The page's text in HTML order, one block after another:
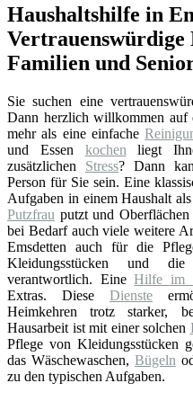
Haushaltshilfe in
Familien und
Sie suchen eine
Dann herzlich willkommen auf
mehr als eine einfache
und Essen kochen liegt
zusätzlichen Stress? Dann
Person für Sie sein. Eine
Aufgaben in einem Haushalt
Putzfrau putzt und
bei Bedarf auch viele weitere
Emsdetten auch für die
Kleidungsstücken und
verantwortlich. EineHilfe im
Extras. Diese Dienste
Heimkehren trotz starker,
Hausarbeit ist mit einer solchen
Pflege von Kleidungsstücken
das Wäschewaschen, Bügeln
zu den typischen Aufgaben.